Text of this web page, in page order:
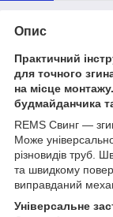
Опис
Практичний
для точного
на місце
будмайданчика
REMS Свинг —
Може
різновидів труб.
та швидкому
виправданий
Універсальне